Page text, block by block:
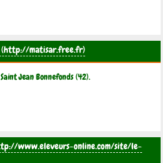
Saint Jean Bonnefonds (42).